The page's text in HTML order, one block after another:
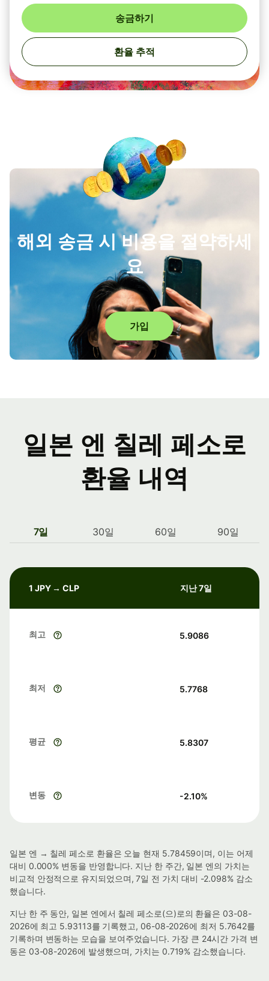
송금하기
환율 추적
해외 송금 시 비용을 절약하세
요
가입
일본 엔 칠레 페소로
환율 내역
7일 30일 60일 90일
1 JPY → CLP 지난 7일
최고 5.9086
최저 5.7768
평균 5.8307
변동 -2.10%
일본 엔 → 칠레 페소로 환율은 오늘 현재 5.78459이며, 이는 어제
대비 0.000% 변동을 반영합니다. 지난 한 주간, 일본 엔의 가치는
비교적 안정적으로 유지되었으며, 7일 전 가치 대비 -2.098% 감소
했습니다.
지난 한 주 동안, 일본 엔에서 칠레 페소로(으)로의 환율은 03-08-
2026에 최고 5.93113를 기록했고, 06-08-2026에 최저 5.7642를
기록하며 변동하는 모습을 보여주었습니다. 가장 큰 24시간 가격 변
동은 03-08-2026에 발생했으며, 가치는 0.719% 감소했습니다.